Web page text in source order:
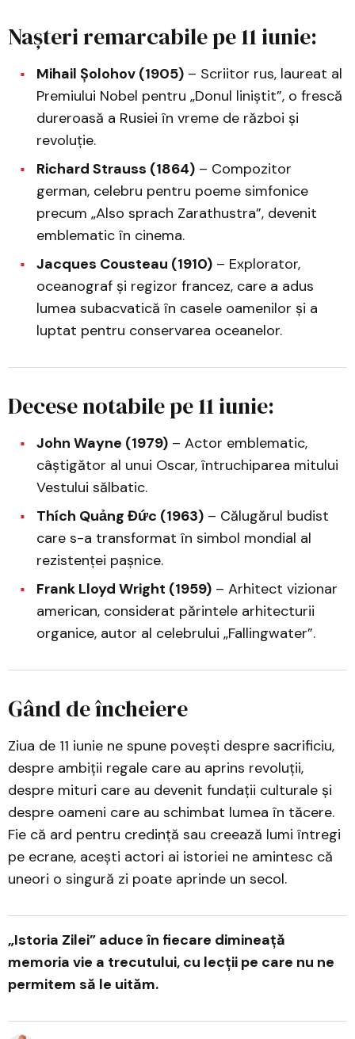
Nașteri remarcabile pe 11 iunie:
Mihail Șolohov (1905) – Scriitor rus, laureat al
Premiului Nobel pentru „Donul liniștit”, o frescă
dureroasă a Rusiei în vreme de război și
revoluție.
Richard Strauss (1864) – Compozitor
german, celebru pentru poeme simfonice
precum „Also sprach Zarathustra”, devenit
emblematic în cinema.
Jacques Cousteau (1910) – Explorator,
oceanograf și regizor francez, care a adus
lumea subacvatică în casele oamenilor și a
luptat pentru conservarea oceanelor.
Decese notabile pe 11 iunie:
John Wayne (1979) – Actor emblematic,
câștigător al unui Oscar, întruchiparea mitului
Vestului sălbatic.
Thích Quảng Đức (1963) – Călugărul budist
care s-a transformat în simbol mondial al
rezistenței pașnice.
Frank Lloyd Wright (1959) – Arhitect vizionar
american, considerat părintele arhitecturii
organice, autor al celebrului „Fallingwater”.
Gând de încheiere
Ziua de 11 iunie ne spune povești despre sacrificiu,
despre ambiții regale care au aprins revoluții,
despre mituri care au devenit fundații culturale și
despre oameni care au schimbat lumea în tăcere.
Fie că ard pentru credință sau creează lumi întregi
pe ecrane, acești actori ai istoriei ne amintesc că
uneori o singură zi poate aprinde un secol.
„Istoria Zilei” aduce în fiecare dimineață
memoria vie a trecutului, cu lecții pe care nu ne
permitem să le uităm.